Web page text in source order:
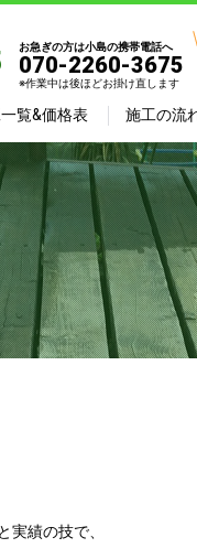
お急ぎの方は小島の携帯電話へ
070-2260-3675
※作業中は後ほどお掛け直します
覧&価格表 施工の流
実績の技で、